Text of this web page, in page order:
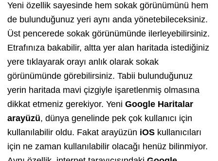
Yeni özellik sayesinde hem sokak görünümünü hem
de bulunduğunuz yeri aynı anda yönetebileceksiniz.
Üst pencerede sokak görünümünde ilerleyebilirsiniz.
Etrafınıza bakabilir, altta yer alan haritada istediğiniz
yere tıklayarak orayı anlık olarak sokak
görünümünde görebilirsiniz. Tabii bulunduğunuz
yerin haritada mavi çizgiyle işaretlenmiş olmasına
dikkat etmeniz gerekiyor. Yeni Google Haritalar
arayüzü, dünya genelinde pek çok kullanıcı için
kullanılabilir oldu. Fakat arayüzün iOS kullanıcıları
için ne zaman kullanılabilir olacağı henüz bilinmiyor.